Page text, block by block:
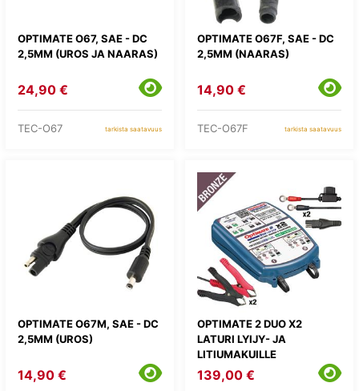
OPTIMATE O67, SAE - DC
2,5MM (UROS JA NAARAS)
24,90 €
TEC-O67 tarkista saatavuus
OPTIMATE O67F, SAE - DC
2,5MM (NAARAS)
14,90 €
TEC-O67F tarkista saatavuus
OPTIMATE O67M, SAE - DC
2,5MM (UROS)
14,90 €
OPTIMATE 2 DUO X2
LATURI LYIJY- JA
LITIUMAKUILLE
139,00 €